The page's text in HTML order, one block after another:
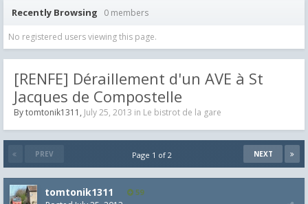
Recently Browsing 0 members
No registered users viewing this page.
[RENFE] Déraillement d'un AVE à St
Jacques de Compostelle
Bytomtonik1311 , July 25, 2013 in Le bistrot de la gare
PREV NEXT
Page 1 of 2
tomtonik1311 59